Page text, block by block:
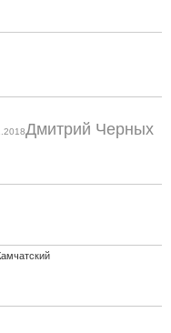
Дмитрий Черных